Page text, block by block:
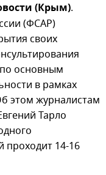
(Крым).
(ФСАР)
своих
основным
в рамках
этом журналистам
Тарло
проходит 14-16